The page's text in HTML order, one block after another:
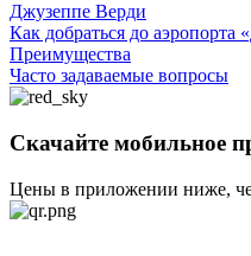
Джузеппе Верди
Как добраться до аэропорта
Преимущества
Часто задаваемые вопросы
Скачайте мобильное
Цены в приложении ниже,